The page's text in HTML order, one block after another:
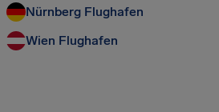
Nürnberg Flughafen
Wien Flughafen